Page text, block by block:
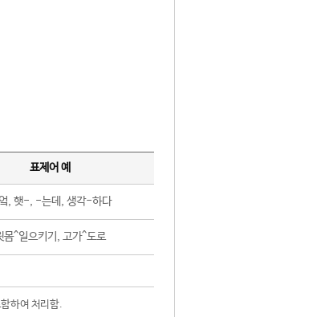
표제어 예
, 햇-, -는데, 생각-하다
몸^일으키기, 고가^도로
하여 처리함.